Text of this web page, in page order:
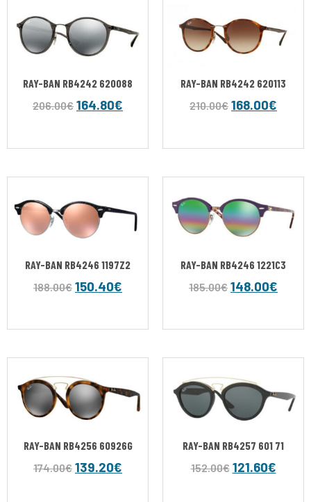
RAY-BAN RB4242 620088
206.00€ 164.80€
RAY-BAN RB4242 620113
210.00€ 168.00€
RAY-BAN RB4246 1197Z2
188.00€ 150.40€
RAY-BAN RB4246 1221C3
185.00€ 148.00€
RAY-BAN RB4256 60926G
174.00€ 139.20€
RAY-BAN RB4257 601 71
152.00€ 121.60€